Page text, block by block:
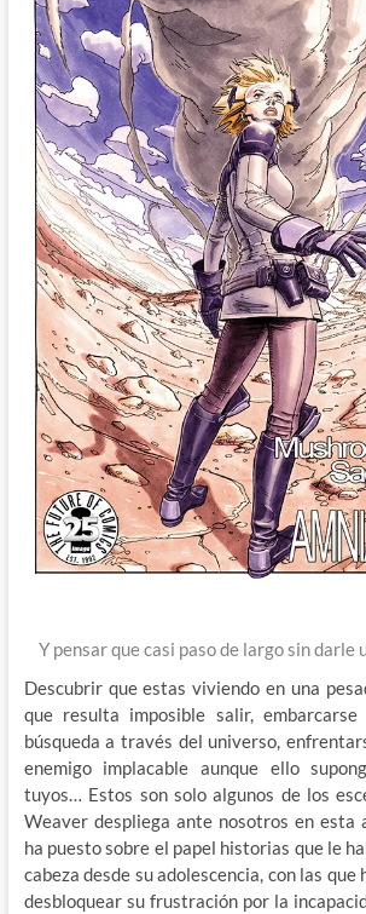
Y pensar que casi paso de largo sin
Descubrir que estas viviendo en una
que resulta imposible salir,
búsqueda a través del universo,
enemigo implacable aunque ello
tuyos… Estos son solo algunos de los
Weaver despliega ante nosotros en esta
ha puesto sobre el papel historias que le
cabeza desde su adolescencia, con las
desbloquear su frustración por la